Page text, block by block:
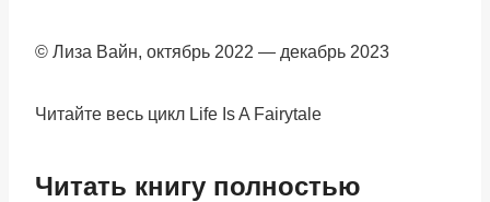
© Лиза Вайн, октябрь 2022 — декабрь 2023
Читайте весь цикл Life Is A Fairytale
Читать книгу полностью